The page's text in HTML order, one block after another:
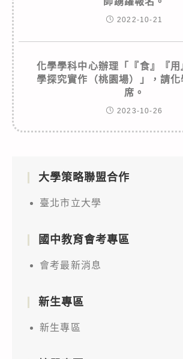
2022-10-21
化學學科中心辦理「『食』『
學探究實作（桃園場）」，請化
席。
2023-10-26
大學策略聯盟合作
臺北市立大學
國中教育會考專區
會考最新消息
新生專區
新生專區